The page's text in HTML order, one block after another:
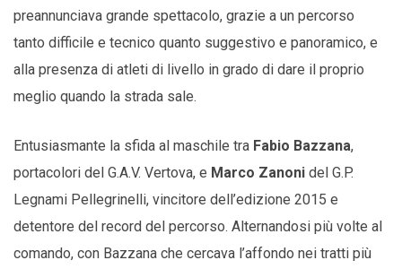
preannunciava grande spettacolo, grazie a un percorso
tanto difficile e tecnico quanto suggestivo e panoramico, e
alla presenza di atleti di livello in grado di dare il proprio
meglio quando la strada sale.
Entusiasmante la sfida al maschile tra Fabio Bazzana,
portacolori del G.A.V. Vertova, e Marco Zanoni del G.P.
Legnami Pellegrinelli, vincitore dell’edizione 2015 e
detentore del record del percorso. Alternandosi più volte al
comando, con Bazzana che cercava l’affondo nei tratti più